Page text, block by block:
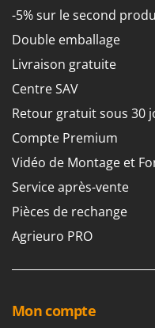
-5% sur le second
Double emballage
Livraison gratuite
Centre SAV
Retour gratuit sous 30
Compte Premium
Vidéo de Montage et
Service après-vente
Pièces de rechange
Agrieuro PRO
Mon compte